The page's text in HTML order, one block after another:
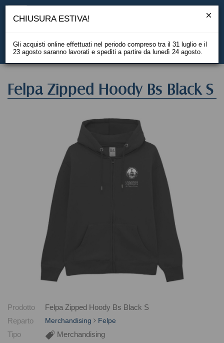
EN
Felpa Zipped Hoody Bs Black S
Prodotto
Felpa Zipped Hoody Bs Black S
Reparto
Merchandising Felpe
Tipo
Merchandising
CHIUSURA ESTIVA!
Gli acquisti online effettuati nel periodo compreso tra il 31 luglio e il
23 agosto saranno lavorati e spediti a partire da lunedì 24 agosto.